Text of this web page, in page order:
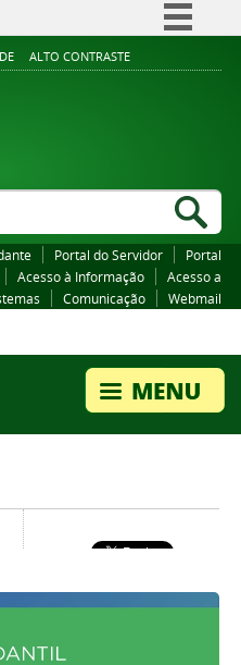
Simplifique!
Legislação
ALTO CONTRASTE
Portal do Servidor
Portal
Acesso à Informação
Acesso a
Comunicação Webmail